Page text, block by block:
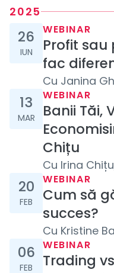
2025
26 iunie 2025
26
IUN
WEBINAR
Profit sau
fac
Cu Janina
13 martie 2025
13
MAR
WEBINAR
Banii Tăi,
Chițu
Cu Irina
20 februarie 2025
20
FEB
WEBINAR
Cum să
succes?
Cu Kristine
6 februarie 2025
06
FEB
WEBINAR
Trading